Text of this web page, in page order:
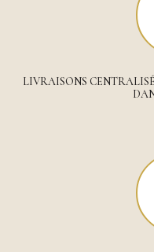
LIVRAISONS